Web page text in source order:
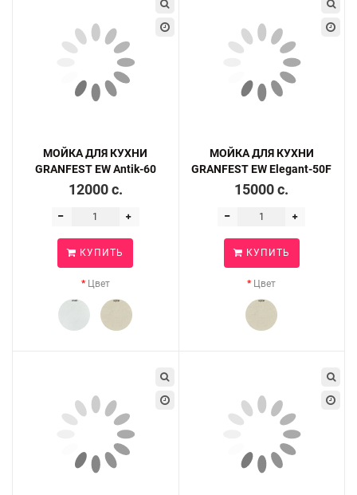
МОЙКА ДЛЯ КУХНИ
GRANFEST EW Antik-60
12000 c.
КУПИТЬ
Цвет
МОЙКА ДЛЯ КУХНИ
GRANFEST EW Elegant-50F
15000 c.
КУПИТЬ
Цвет